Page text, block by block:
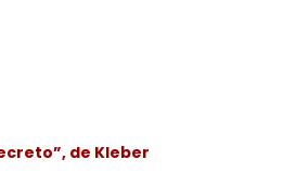
de Kleber